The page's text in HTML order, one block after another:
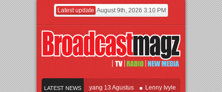
Latest update August 9th, 2026 3:10 PM
LATEST NEWS
KETOK MEJIK Siap Tayang 13 Agustus Lenny Ivylen: 26 Tahun Jaga